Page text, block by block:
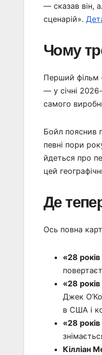
— сказав він,
сценарій».
Чому
Перший фільм
— у січні
самого
Бойл пояснив
певні пори
йдеться про
цей
Де
Ось повна
«28
«28
Джек
в США і
«28
Кілліан